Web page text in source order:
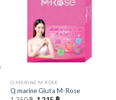
Q MARINE M ROSE
Q marine Gluta M-Rose